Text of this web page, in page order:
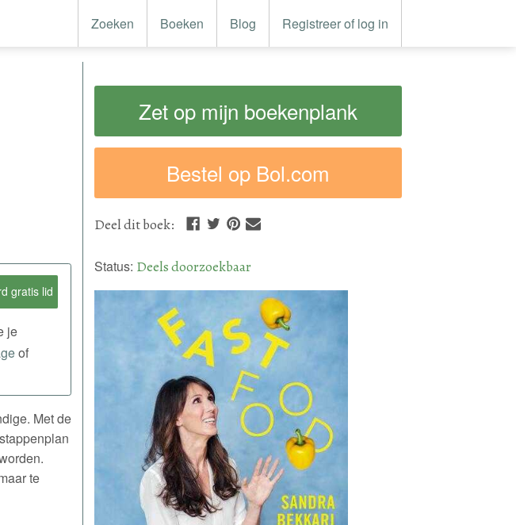
Zoeken Boeken Blog Registreer of log in
gratis lid
je
of
Met de
te
Zet op mijn boekenplank
Bestel op Bol.com
Deeldit boek:
Status: Deels doorzoekbaar